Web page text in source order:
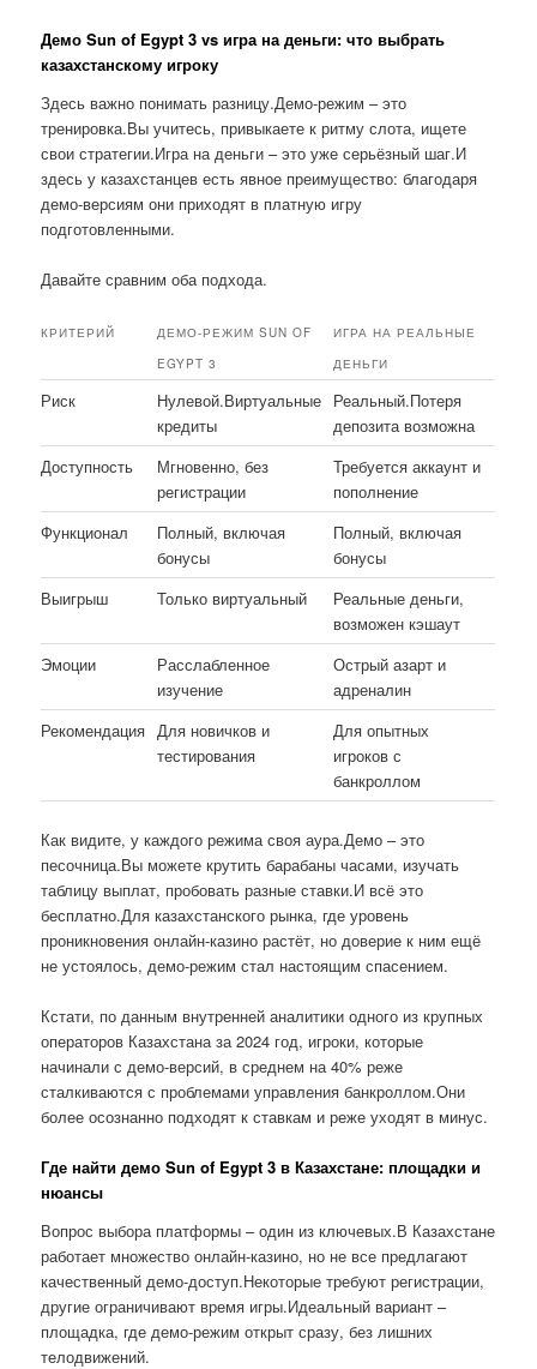
Демо Sun of Egypt 3 vs игра на деньги: что выбрать
казахстанскому игроку
Здесь важно понимать разницу.Демо-режим – это
тренировка.Вы учитесь, привыкаете к ритму слота, ищете
свои стратегии.Игра на деньги – это уже серьёзный шаг.И
здесь у казахстанцев есть явное преимущество: благодаря
демо-версиям они приходят в платную игру
подготовленными.
Давайте сравним оба подхода.
КРИТЕРИЙ
ДЕМО-РЕЖИМ SUN OF
EGYPT 3
ИГРА НА РЕАЛЬНЫЕ
ДЕНЬГИ
Риск
Нулевой.Виртуальные
кредиты
Реальный.Потеря
депозита возможна
Доступность
Мгновенно, без
регистрации
Требуется аккаунт и
пополнение
Функционал
Полный, включая
бонусы
Полный, включая
бонусы
Выигрыш
Только виртуальный
Реальные деньги,
возможен кэшаут
Эмоции
Расслабленное
изучение
Острый азарт и
адреналин
Рекомендация Для новичков и
тестирования
Для опытных
игроков с
банкроллом
Как видите, у каждого режима своя аура.Демо – это
песочница.Вы можете крутить барабаны часами, изучать
таблицу выплат, пробовать разные ставки.И всё это
бесплатно.Для казахстанского рынка, где уровень
проникновения онлайн-казино растёт, но доверие к ним ещё
не устоялось, демо-режим стал настоящим спасением.
Кстати, по данным внутренней аналитики одного из крупных
операторов Казахстана за 2024 год, игроки, которые
начинали с демо-версий, в среднем на 40% реже
сталкиваются с проблемами управления банкроллом.Они
более осознанно подходят к ставкам и реже уходят в минус.
Где найти демо Sun of Egypt 3 в Казахстане: площадки и
нюансы
Вопрос выбора платформы – один из ключевых.В Казахстане
работает множество онлайн-казино, но не все предлагают
качественный демо-доступ.Некоторые требуют регистрации,
другие ограничивают время игры.Идеальный вариант –
площадка, где демо-режим открыт сразу, без лишних
телодвижений.